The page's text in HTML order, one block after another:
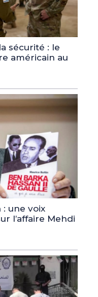
sécurité : le
américain au
: une voix
l’affaire Mehdi